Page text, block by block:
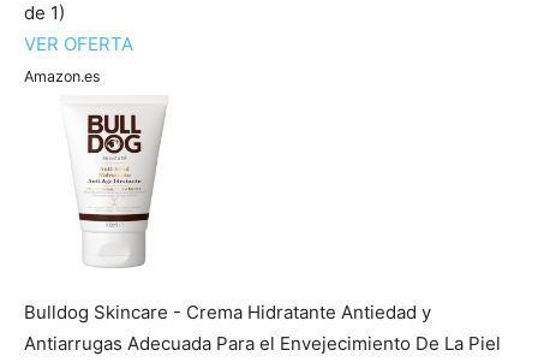
de 1)
VER OFERTA
Amazon.es
Bulldog Skincare - Crema Hidratante Antiedad y
Antiarrugas Adecuada Para el Envejecimiento De La Piel